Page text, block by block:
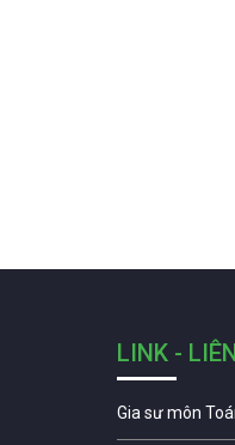
LINK -
Gia sư môn